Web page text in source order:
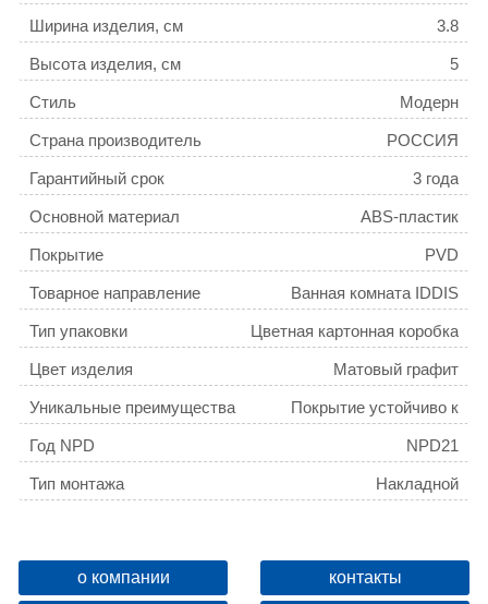
Ширина изделия, см 3.8
Высота изделия, см 5
Стиль Модерн
Страна производитель РОССИЯ
Гарантийный срок 3 года
Основной материал ABS-пластик
Покрытие PVD
Товарное направление Ванная комната IDDIS
Тип упаковки Цветная картонная коробка
Цвет изделия Матовый графит
Уникальные преимущества
Покрытие устойчиво к
коррозии, появлению
царапин, сколов и
потускнению.
Год NPD NPD21
Тип монтажа Накладной
Материал держателя лейки
ABS-пластик
о компании
контакты